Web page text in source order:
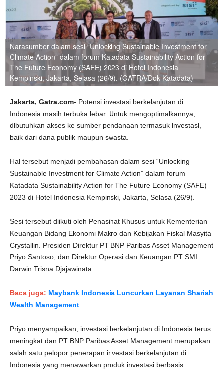
Narasumber dalam sesi “Unlocking Sustainable Investment for
Climate Action” dalam forum Katadata Sustainability Action for
The Future Economy (SAFE) 2023 di Hotel Indonesia
Kempinski, Jakarta, Selasa (26/9). (GATRA/Dok Katadata)
Jakarta, Gatra.com- Potensi investasi berkelanjutan di
Indonesia masih terbuka lebar. Untuk mengoptimalkannya,
dibutuhkan akses ke sumber pendanaan termasuk investasi,
baik dari dana publik maupun swasta.
Hal tersebut menjadi pembahasan dalam sesi “Unlocking
Sustainable Investment for Climate Action” dalam forum
Katadata Sustainability Action for The Future Economy (SAFE)
2023 di Hotel Indonesia Kempinski, Jakarta, Selasa (26/9).
Sesi tersebut diikuti oleh Penasihat Khusus untuk Kementerian
Keuangan Bidang Ekonomi Makro dan Kebijakan Fiskal Masyita
Crystallin, Presiden Direktur PT BNP Paribas Asset Management
Priyo Santoso, dan Direktur Operasi dan Keuangan PT SMI
Darwin Trisna Djajawinata.
Baca juga: Maybank Indonesia Luncurkan Layanan Shariah
Wealth Management
Priyo menyampaikan, investasi berkelanjutan di Indonesia terus
meningkat dan PT BNP Paribas Asset Management merupakan
salah satu pelopor penerapan investasi berkelanjutan di
Indonesia yang menawarkan produk investasi berbasis